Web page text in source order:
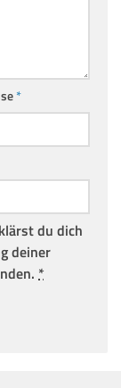
*
du dich
deiner
*